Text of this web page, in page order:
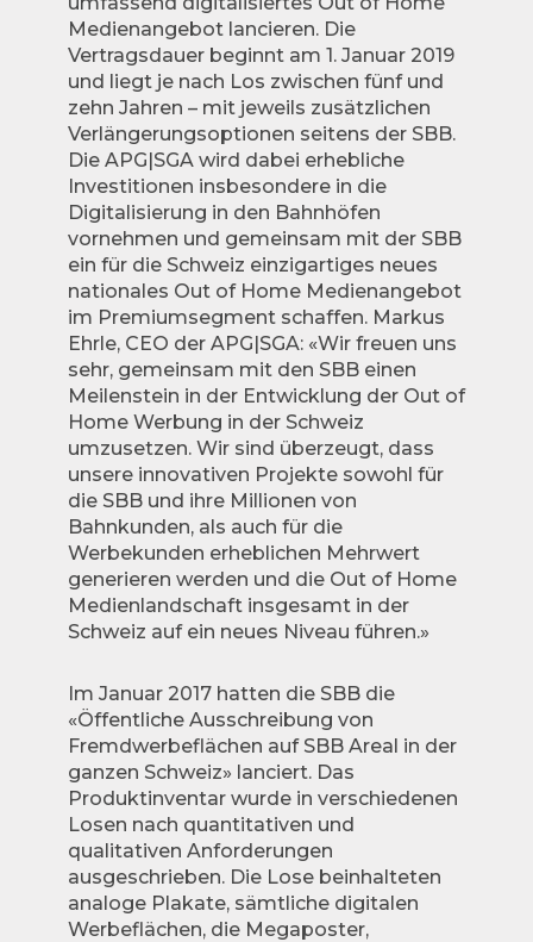
Medienangebot lancieren. Die
Vertragsdauer beginnt am 1. Januar 2019
und liegt je nach Los zwischen fünf und
zehn Jahren – mit jeweils zusätzlichen
Verlängerungsoptionen seitens der SBB.
Die APG|SGA wird dabei erhebliche
Investitionen insbesondere in die
Digitalisierung in den Bahnhöfen
vornehmen und gemeinsam mit der SBB
ein für die Schweiz einzigartiges neues
nationales Out of Home Medienangebot
im Premiumsegment schaffen. Markus
Ehrle, CEO der APG|SGA: «Wir freuen uns
sehr, gemeinsam mit den SBB einen
Meilenstein in der Entwicklung der Out of
Home Werbung in der Schweiz
umzusetzen. Wir sind überzeugt, dass
unsere innovativen Projekte sowohl für
die SBB und ihre Millionen von
Bahnkunden, als auch für die
Werbekunden erheblichen Mehrwert
generieren werden und die Out of Home
Medienlandschaft insgesamt in der
Schweiz auf ein neues Niveau führen.»
Im Januar 2017 hatten die SBB die
«Öffentliche Ausschreibung von
Fremdwerbeflächen auf SBB Areal in der
ganzen Schweiz» lanciert. Das
Produktinventar wurde in verschiedenen
Losen nach quantitativen und
qualitativen Anforderungen
ausgeschrieben. Die Lose beinhalteten
analoge Plakate, sämtliche digitalen
Werbeflächen, die Megaposter,